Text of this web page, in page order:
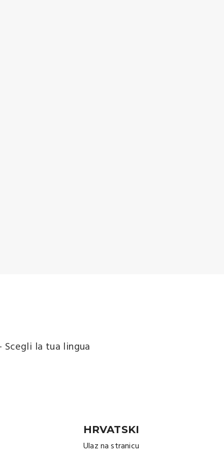
la tua lingua
HRVATSKI
Ulaz na stranicu